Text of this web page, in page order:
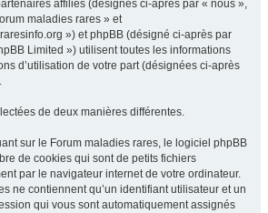
affiliés (désignés ci-après par « nous »,
maladies rares » et
») et phpBB (désigné ci-après par
Limited ») utilisent toutes les informations
d’utilisation de votre part (désignées ci-après
de deux manières différentes.
sur le Forum maladies rares, le logiciel phpBB
de cookies qui sont de petits fichiers
par le navigateur internet de votre ordinateur.
ne contiennent qu’un identifiant utilisateur et un
qui vous sont automatiquement assignés